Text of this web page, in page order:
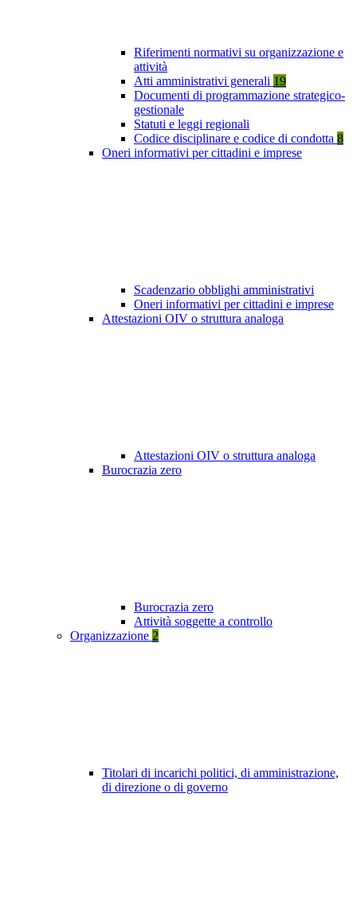
Riferimenti normativi su organizzazione e
attività
Atti amministrativi generali 19
Documenti di programmazione strategico-
gestionale
Statuti e leggi regionali
Codice disciplinare e codice di condotta 8
Oneri informativi per cittadini e imprese
Scadenzario obblighi amministrativi
Oneri informativi per cittadini e imprese
Attestazioni OIV o struttura analoga
Attestazioni OIV o struttura analoga
Burocrazia zero
Burocrazia zero
Attività soggette a controllo
Organizzazione 2
Titolari di incarichi politici, di amministrazione,
di direzione o di governo